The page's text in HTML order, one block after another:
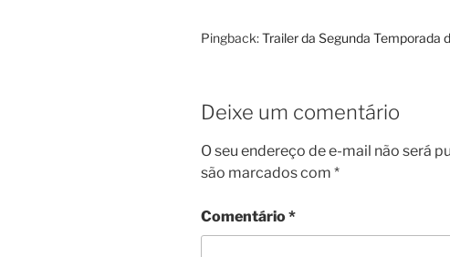
Pingback:Trailer da Segunda Temporada
Deixe um comentário
O seu endereço de e-mail não será
são marcados com *
Comentário*